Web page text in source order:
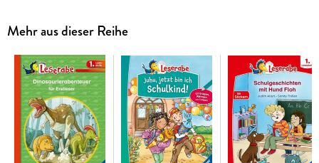
fortgeschrittene Erstleser. Neben dem Leserätsel fördern
vertiefende Fragen zum Text das Leseverständnis. Kinder
lieben Rätsel und können selbstständig überprüfen, ob sie
der Geschichte folgen konnten.
Mehr aus dieser Reihe